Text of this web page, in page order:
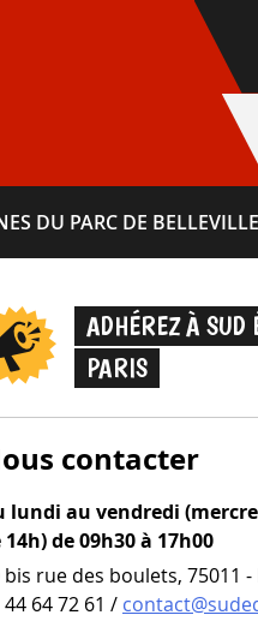
DU PARC DE BELLEVILLE
ADHÉREZ À SUD
PARIS
contacter
lundi au vendredi
14h) de 09h30 à 17h00
bis rue des boulets, 75011 -
44 64 72 61 /